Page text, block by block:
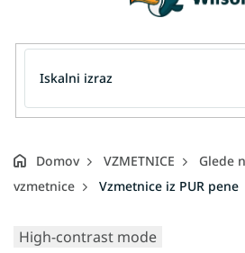
Domov VZMETNICE Glede
vzmetnice
Vzmetnice iz PUR pene
High-contrast mode